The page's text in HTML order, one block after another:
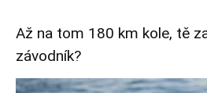
Až na tom 180 km kole, tě
závodník?